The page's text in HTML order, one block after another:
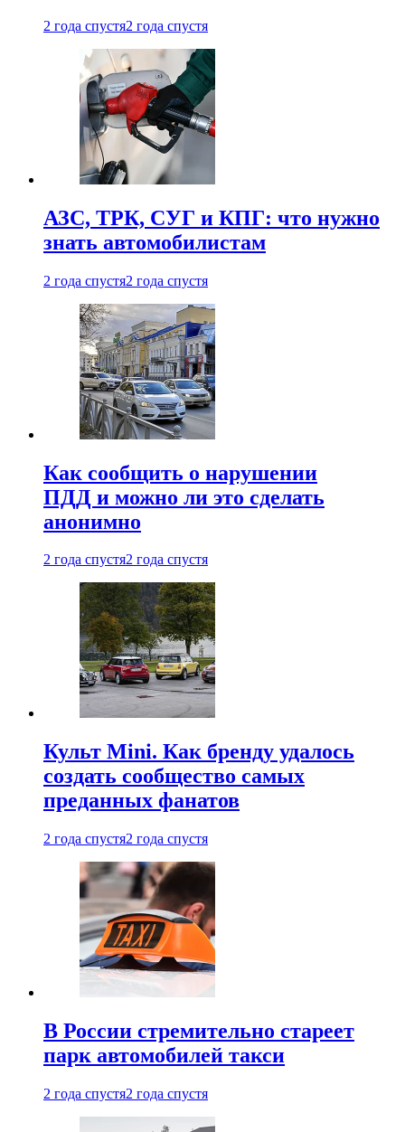
2 года спустя2 года спустя
АЗС, ТРК, СУГ и КПГ: что нужно
знать автомобилистам
2 года спустя2 года спустя
Как сообщить о нарушении
ПДД и можно ли это сделать
анонимно
2 года спустя2 года спустя
Культ Mini. Как бренду удалось
создать сообщество самых
преданных фанатов
2 года спустя2 года спустя
В России стремительно стареет
парк автомобилей такси
2 года спустя2 года спустя